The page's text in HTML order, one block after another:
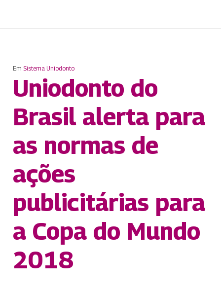
Em Sistema Uniodonto
Uniodonto do
Brasil alerta para
as normas de
ações
publicitárias para
a Copa do Mundo
2018